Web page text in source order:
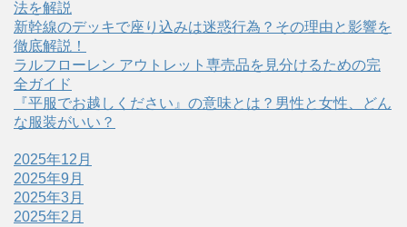
法を解説
新幹線のデッキで座り込みは迷惑行為？その理由と影響を
徹底解説！
ラルフローレン アウトレット専売品を見分けるための完
全ガイド
『平服でお越しください』の意味とは？男性と女性、どん
な服装がいい？
2025年12月
2025年9月
2025年3月
2025年2月